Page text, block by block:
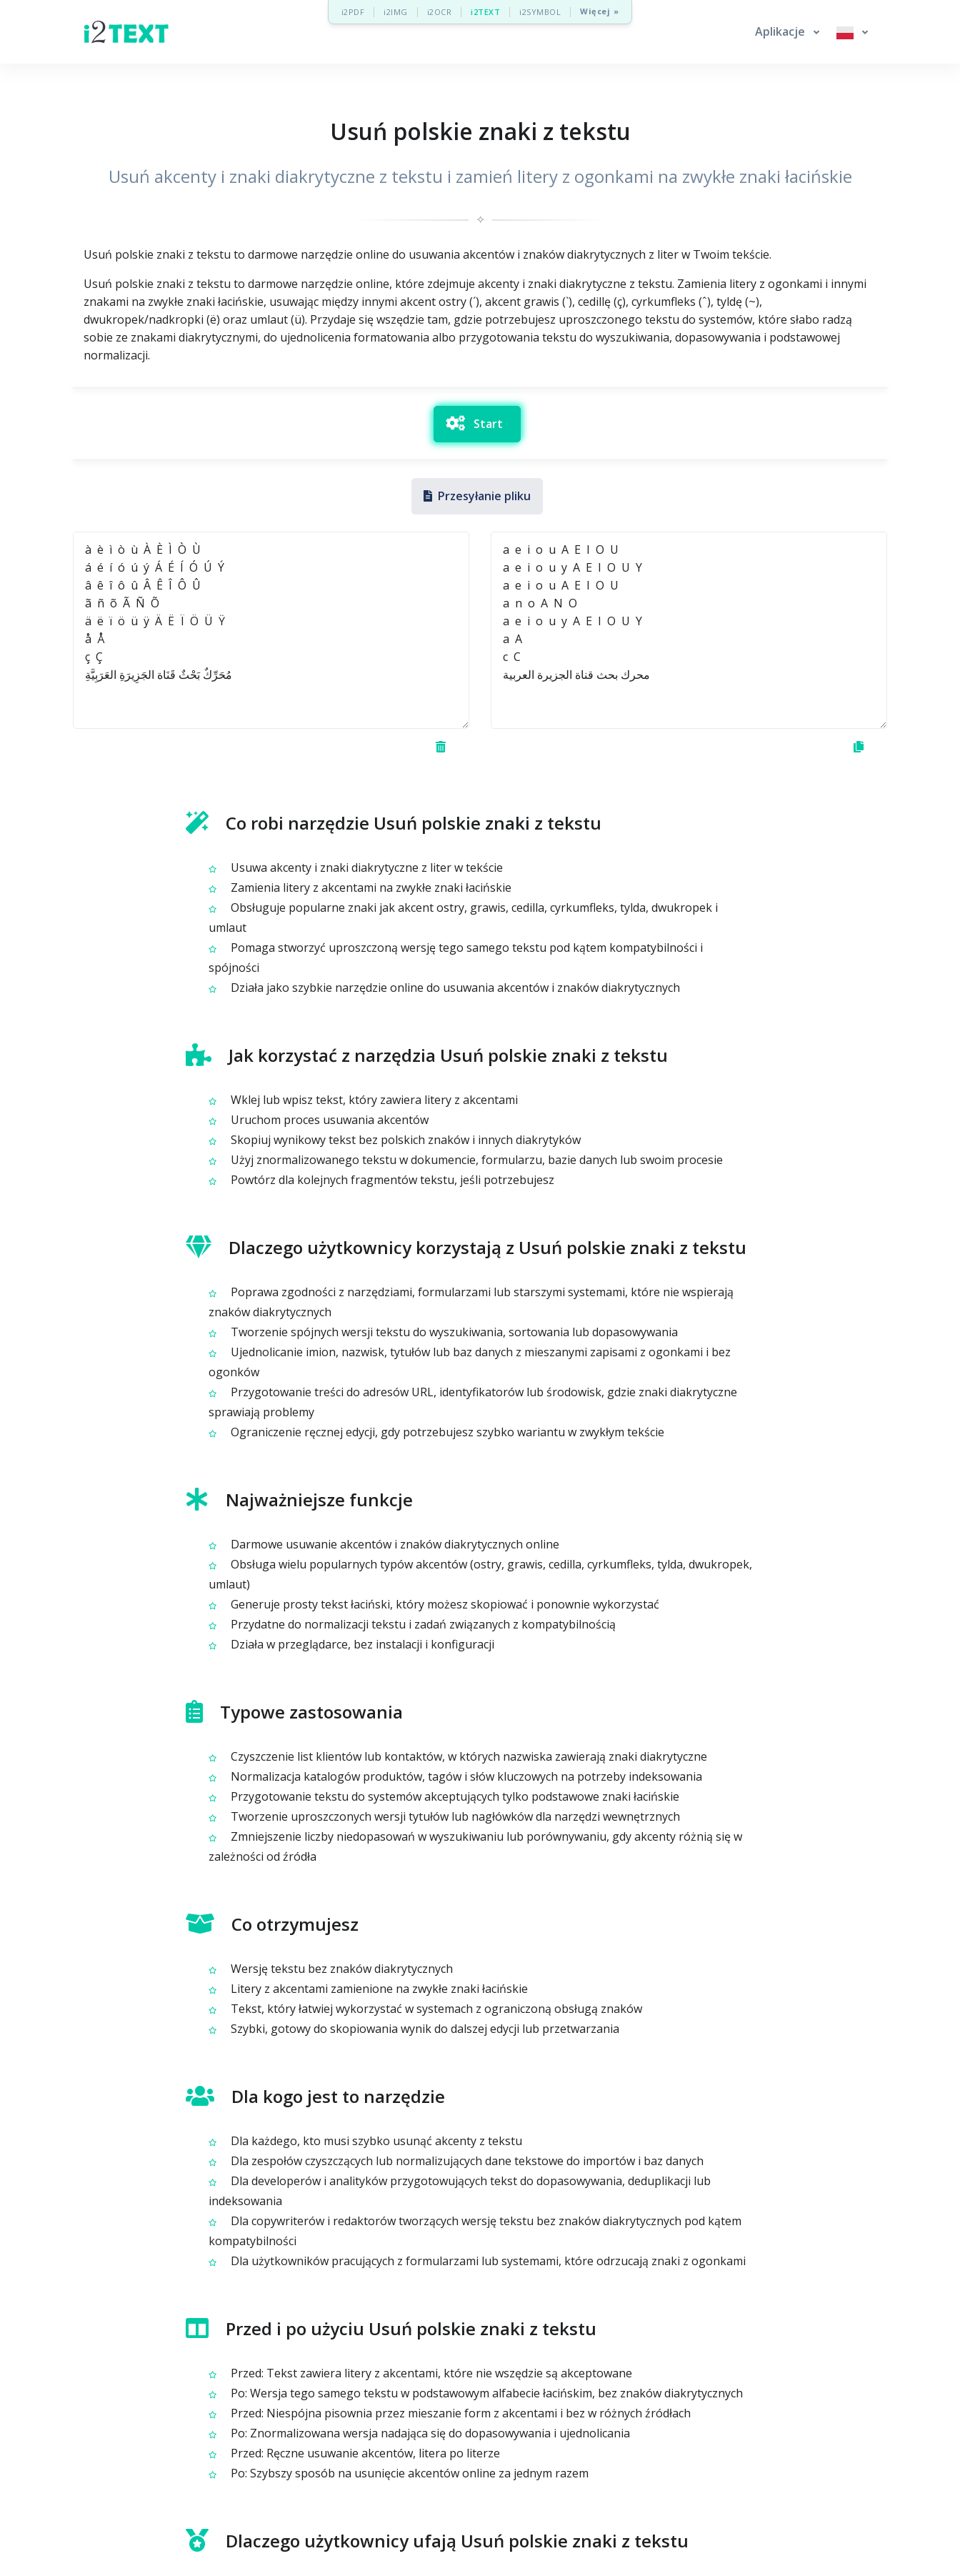
i2PDF i2IMG i2OCR i2TEXT i2SYMBOL Więcej »
Aplikacje
Usuń polskie znaki z tekstu
Usuń akcenty i znaki diakrytyczne z tekstu i zamień litery z ogonkami na zwykłe znaki łacińskie
✧
Usuń polskie znaki z tekstu to darmowe narzędzie online do usuwania akcentów i znaków diakrytycznych z liter w Twoim tekście.
Usuń polskie znaki z tekstu to darmowe narzędzie online, które zdejmuje akcenty i znaki diakrytyczne z tekstu. Zamienia litery z ogonkami i innymi
znakami na zwykłe znaki łacińskie, usuwając między innymi akcent ostry (´), akcent grawis (`), cedillę (ç), cyrkumfleks (ˆ), tyldę (~),
dwukropek/nadkropki (ë) oraz umlaut (ü). Przydaje się wszędzie tam, gdzie potrzebujesz uproszczonego tekstu do systemów, które słabo radzą
sobie ze znakami diakrytycznymi, do ujednolicenia formatowania albo przygotowania tekstu do wyszukiwania, dopasowywania i podstawowej
normalizacji.
Start
Przesyłanie pliku
Co robi narzędzie Usuń polskie znaki z tekstu
Usuwa akcenty i znaki diakrytyczne z liter w tekście
Zamienia litery z akcentami na zwykłe znaki łacińskie
Obsługuje popularne znaki jak akcent ostry, grawis, cedilla, cyrkumfleks, tylda, dwukropek i
umlaut
Pomaga stworzyć uproszczoną wersję tego samego tekstu pod kątem kompatybilności i
spójności
Działa jako szybkie narzędzie online do usuwania akcentów i znaków diakrytycznych
Jak korzystać z narzędzia Usuń polskie znaki z tekstu
Wklej lub wpisz tekst, który zawiera litery z akcentami
Uruchom proces usuwania akcentów
Skopiuj wynikowy tekst bez polskich znaków i innych diakrytyków
Użyj znormalizowanego tekstu w dokumencie, formularzu, bazie danych lub swoim procesie
Powtórz dla kolejnych fragmentów tekstu, jeśli potrzebujesz
Dlaczego użytkownicy korzystają z Usuń polskie znaki z tekstu
Poprawa zgodności z narzędziami, formularzami lub starszymi systemami, które nie wspierają
znaków diakrytycznych
Tworzenie spójnych wersji tekstu do wyszukiwania, sortowania lub dopasowywania
Ujednolicanie imion, nazwisk, tytułów lub baz danych z mieszanymi zapisami z ogonkami i bez
ogonków
Przygotowanie treści do adresów URL, identyfikatorów lub środowisk, gdzie znaki diakrytyczne
sprawiają problemy
Ograniczenie ręcznej edycji, gdy potrzebujesz szybko wariantu w zwykłym tekście
Najważniejsze funkcje
Darmowe usuwanie akcentów i znaków diakrytycznych online
Obsługa wielu popularnych typów akcentów (ostry, grawis, cedilla, cyrkumfleks, tylda, dwukropek,
umlaut)
Generuje prosty tekst łaciński, który możesz skopiować i ponownie wykorzystać
Przydatne do normalizacji tekstu i zadań związanych z kompatybilnością
Działa w przeglądarce, bez instalacji i konfiguracji
Typowe zastosowania
Czyszczenie list klientów lub kontaktów, w których nazwiska zawierają znaki diakrytyczne
Normalizacja katalogów produktów, tagów i słów kluczowych na potrzeby indeksowania
Przygotowanie tekstu do systemów akceptujących tylko podstawowe znaki łacińskie
Tworzenie uproszczonych wersji tytułów lub nagłówków dla narzędzi wewnętrznych
Zmniejszenie liczby niedopasowań w wyszukiwaniu lub porównywaniu, gdy akcenty różnią się w
zależności od źródła
Co otrzymujesz
Wersję tekstu bez znaków diakrytycznych
Litery z akcentami zamienione na zwykłe znaki łacińskie
Tekst, który łatwiej wykorzystać w systemach z ograniczoną obsługą znaków
Szybki, gotowy do skopiowania wynik do dalszej edycji lub przetwarzania
Dla kogo jest to narzędzie
Dla każdego, kto musi szybko usunąć akcenty z tekstu
Dla zespołów czyszczących lub normalizujących dane tekstowe do importów i baz danych
Dla developerów i analityków przygotowujących tekst do dopasowywania, deduplikacji lub
indeksowania
Dla copywriterów i redaktorów tworzących wersję tekstu bez znaków diakrytycznych pod kątem
kompatybilności
Dla użytkowników pracujących z formularzami lub systemami, które odrzucają znaki z ogonkami
Przed i po użyciu Usuń polskie znaki z tekstu
Przed: Tekst zawiera litery z akcentami, które nie wszędzie są akceptowane
Po: Wersja tego samego tekstu w podstawowym alfabecie łacińskim, bez znaków diakrytycznych
Przed: Niespójna pisownia przez mieszanie form z akcentami i bez w różnych źródłach
Po: Znormalizowana wersja nadająca się do dopasowywania i ujednolicania
Przed: Ręczne usuwanie akcentów, litera po literze
Po: Szybszy sposób na usunięcie akcentów online za jednym razem
Dlaczego użytkownicy ufają Usuń polskie znaki z tekstu